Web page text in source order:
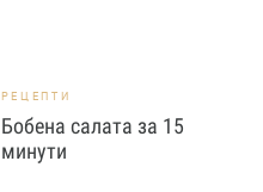
РЕЦЕПТИ
Бобена салата за 15
минути